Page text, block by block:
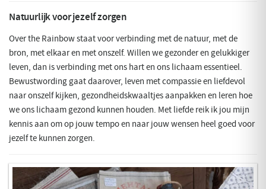
Natuurlijk voor jezelf zorgen
Over the Rainbow staat voor verbinding met de natuur, met de
bron, met elkaar en met onszelf. Willen we gezonder en gelukkiger
leven, dan is verbinding met ons hart en ons lichaam essentieel.
Bewustwording gaat daarover, leven met compassie en liefdevol
naar onszelf kijken, gezondheidskwaaltjes aanpakken en leren hoe
we ons lichaam gezond kunnen houden. Met liefde reik ik jou mijn
kennis aan om op jouw tempo en naar jouw wensen heel goed voor
jezelf te kunnen zorgen.